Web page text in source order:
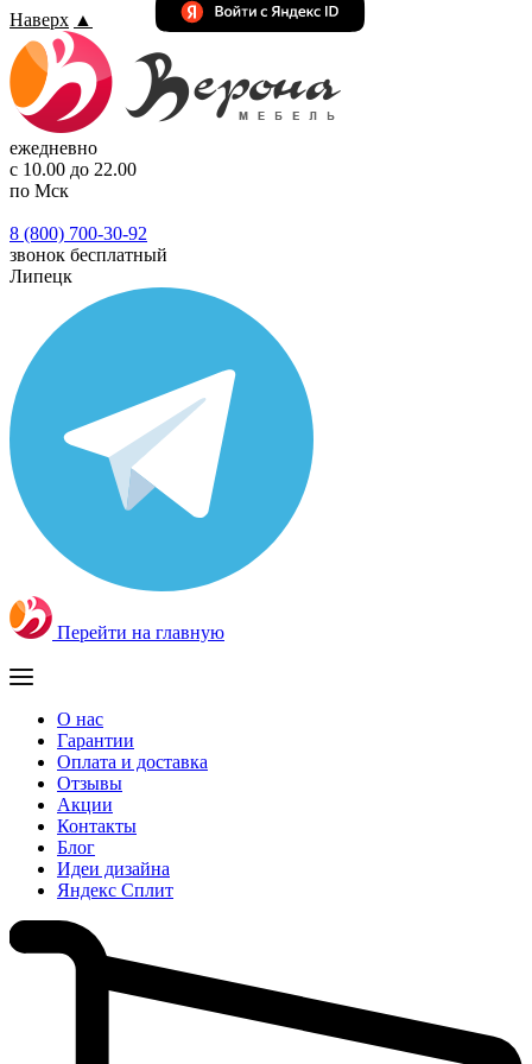
Наверх ▲
ежедневно
с 10.00 до 22.00
по Мск
8 (800) 700-30-92
звонок бесплатный
Липецк
Перейти на главную
О нас
Гарантии
Оплата и доставка
Отзывы
Акции
Контакты
Блог
Идеи дизайна
Яндекс Сплит